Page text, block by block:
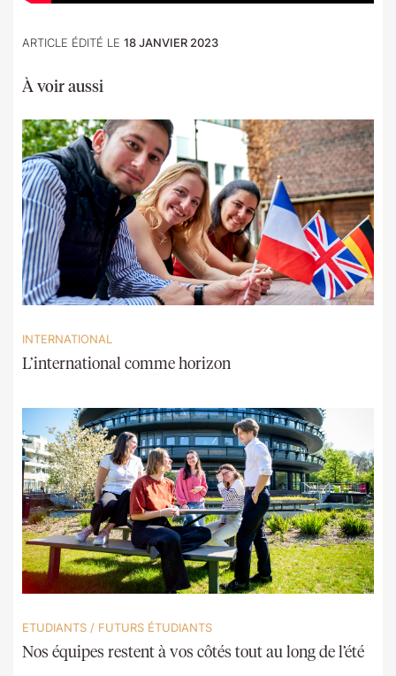
ARTICLE ÉDITÉ LE 18 JANVIER 2023
À voir aussi
INTERNATIONAL
L’international comme horizon
ETUDIANTS / FUTURS ÉTUDIANTS
Nos équipes restent à vos côtés tout au long de l’été